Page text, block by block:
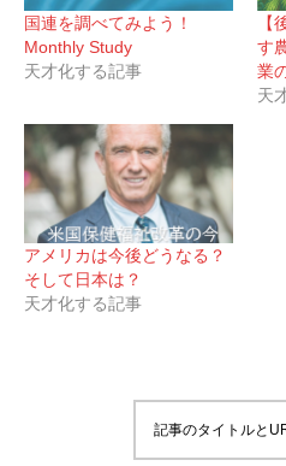
国連を調べてみよう！
Monthly Study
天才化する記事
【
す
業
天
アメリカは今後どうなる？
そして日本は？
天才化する記事
記事のタイトルと